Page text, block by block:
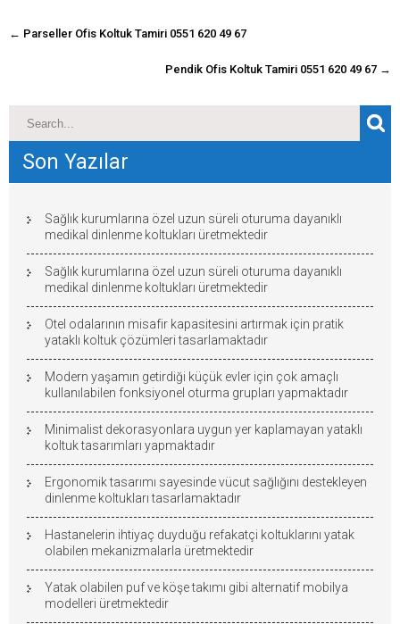
navigasyon
← Parseller Ofis Koltuk Tamiri 0551 620 49 67
Pendik Ofis Koltuk Tamiri 0551 620 49 67 →
Son Yazılar
Sağlık kurumlarına özel uzun süreli oturuma dayanıklı
medikal dinlenme koltukları üretmektedir
Sağlık kurumlarına özel uzun süreli oturuma dayanıklı
medikal dinlenme koltukları üretmektedir
Otel odalarının misafir kapasitesini artırmak için pratik
yataklı koltuk çözümleri tasarlamaktadır
Modern yaşamın getirdiği küçük evler için çok amaçlı
kullanılabilen fonksiyonel oturma grupları yapmaktadır
Minimalist dekorasyonlara uygun yer kaplamayan yataklı
koltuk tasarımları yapmaktadır
Ergonomik tasarımı sayesinde vücut sağlığını destekleyen
dinlenme koltukları tasarlamaktadır
Hastanelerin ihtiyaç duyduğu refakatçi koltuklarını yatak
olabilen mekanizmalarla üretmektedir
Yatak olabilen puf ve köşe takımı gibi alternatif mobilya
modelleri üretmektedir